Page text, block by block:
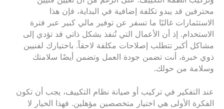
محترفين قد يبدو تكلفة إضافية في البداية، فإن هذا
الاستثمارات غالبًا ما تسفر عن توفير مالي كبير عبر فترة
الاستخدام. إذ أن الأعمال التي تُنفذ بشكل ذاتي قد تؤدي إلى
مشاكل أكبر تتطلب إصلاحات مكلفة لاحقاً. باختيارك لفنيين
ذوي خبرة، أنت تضمن جودة العمل وتضمن أيضًا سلامتك
وسلامة من حولك.
عند التفكير في تركيب أو صيانة نظام التكييف، يجب أن تكون
الفكرة الأولى هي اختيار متخصصين مؤهلين. فهذا الخيار لا